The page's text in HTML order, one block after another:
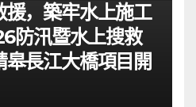
，築牢水上施工
防汛暨水上搜救
長江大橋項目開